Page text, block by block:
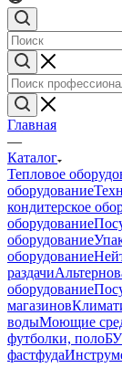
Главная
—
Каталог
Тепловое
оборудование
кондитерское
оборудование
оборудование
оборудование
раздачи
оборудование
магазинов
водыМоющие
футболки, поло
фастфуда